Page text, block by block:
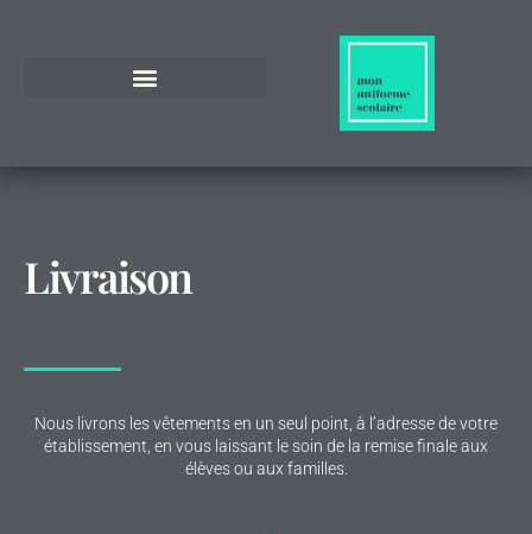
Livraison
Nous livrons les vêtements en un seul point, à l’adresse de votre
établissement, en vous laissant le soin de la remise finale aux
élèves ou aux familles.